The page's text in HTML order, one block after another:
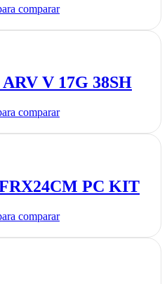
comparar
V 17G 38SH
comparar
PC KIT
comparar